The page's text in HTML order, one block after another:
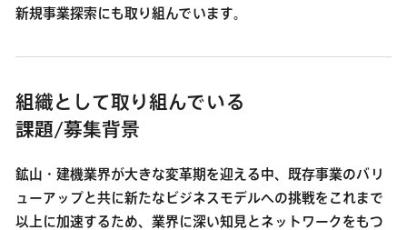
新規事業探索にも取り組んでいます。
組織として取り組んでいる
課題/募集背景
鉱山・建機業界が大きな変革期を迎える中、既存事業のバリ
ューアップと共に新たなビジネスモデルへの挑戦をこれまで
以上に加速するため、業界に深い知見とネットワークをもつ